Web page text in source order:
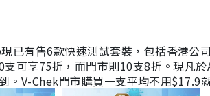
已有售6款快速測試套裝，包括香港
支可享75折，而門市則10支8折。現凡
。V-Chek門市購買一支平均不用$17.9